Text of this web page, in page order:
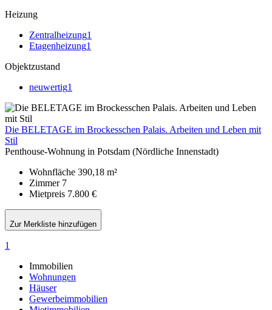
Heizung
Zentralheizung1
Etagenheizung1
Objektzustand
neuwertig1
Die BELETAGE im Brockesschen Palais. Arbeiten und Leben mit
Stil
Penthouse-Wohnung in Potsdam (Nördliche Innenstadt)
Wohnfläche 390,18 m²
Zimmer 7
Mietpreis 7.800 €
Zur Merkliste hinzufügen
1
Immobilien
Wohnungen
Häuser
Gewerbeimmobilien